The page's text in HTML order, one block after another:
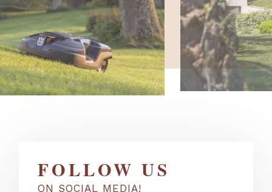
FOLLOW US
ON SOCIAL MEDIA!